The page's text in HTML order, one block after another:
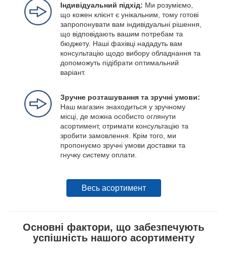
Індивідуальний підхід: Ми розуміємо,
що кожен клієнт є унікальним, тому готові
запропонувати вам індивідуальні рішення,
що відповідають вашим потребам та
бюджету. Наші фахівці нададуть вам
консультацію щодо вибору обладнання та
допоможуть підібрати оптимальний
варіант.
Зручне розташування та зручні умови:
Наш магазин знаходиться у зручному
місці, де можна особисто оглянути
асортимент, отримати консультацію та
зробити замовлення. Крім того, ми
пропонуємо зручні умови доставки та
гнучку систему оплати.
Весь асортимент
Основні фактори, що забезпечують
успішність нашого асортименту